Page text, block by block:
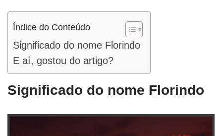
Índice do Conteúdo
Significado do nome Florindo
E aí, gostou do artigo?
Significado do nome Florindo